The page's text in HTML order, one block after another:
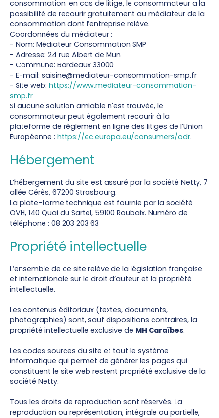
consommation, en cas de litige, le consommateur a la
possibilité de recourir gratuitement au médiateur de la
consommation dont l’entreprise relève.
Coordonnées du médiateur :
- Nom: Médiateur Consommation SMP
- Adresse: 24 rue Albert de Mun
- Commune: Bordeaux 33000
- E-mail: saisine@mediateur-consommation-smp.fr
- Site web: https://www.mediateur-consommation-
smp.fr
Si aucune solution amiable n'est trouvée, le
consommateur peut également recourir à la
plateforme de règlement en ligne des litiges de l’Union
Européenne : https://ec.europa.eu/consumers/odr.
Hébergement
L’hébergement du site est assuré par la société Netty, 7
allée Cérès, 67200 Strasbourg.
La plate-forme technique est fournie par la société
OVH, 140 Quai du Sartel, 59100 Roubaix. Numéro de
téléphone : 08 203 203 63
Propriété intellectuelle
L’ensemble de ce site relève de la législation française
et internationale sur le droit d’auteur et la propriété
intellectuelle.
Les contenus éditoriaux (textes, documents,
photographies) sont, sauf dispositions contraires, la
propriété intellectuelle exclusive de MH Caraïbes.
Les codes sources du site et tout le système
informatique qui permet de générer les pages qui
constituent le site web restent propriété exclusive de la
société Netty.
Tous les droits de reproduction sont réservés. La
reproduction ou représentation, intégrale ou partielle,